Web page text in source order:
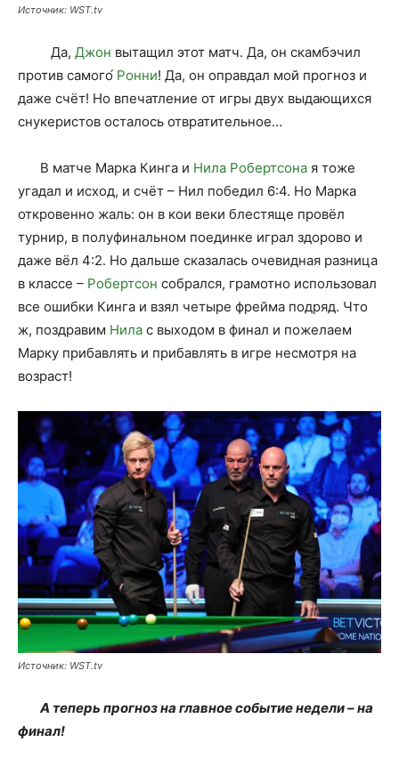
Источник: WST.tv
Да, Джон вытащил этот матч. Да, он скамбэчил
против самого́ Ронни! Да, он оправдал мой прогноз и
даже счёт! Но впечатление от игры двух выдающихся
снукеристов осталось отвратительное…
В матче Марка Кинга и Нила Робертсона я тоже
угадал и исход, и счёт – Нил победил 6:4. Но Марка
откровенно жаль: он в кои веки блестяще провёл
турнир, в полуфинальном поединке играл здорово и
даже вёл 4:2. Но дальше сказалась очевидная разница
в классе – Робертсон собрался, грамотно использовал
все ошибки Кинга и взял четыре фрейма подряд. Что
ж, поздравим Нила с выходом в финал и пожелаем
Марку прибавлять и прибавлять в игре несмотря на
возраст!
Источник: WST.tv
А теперь прогноз на главное событие недели – на
финал!